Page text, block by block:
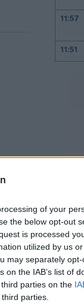
of your
the below opt-out
is processed
utilized by us
may separately
the IAB’s list of
parties on the
parties.
11:57
11:51
10:57
10:48